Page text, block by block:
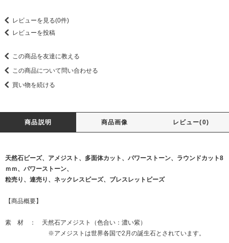
レビューを見る(0件)
レビューを投稿
この商品を友達に教える
この商品について問い合わせる
買い物を続ける
商品説明 商品画像 レビュー(0)
天然石ビーズ、アメジスト、多面体カット、パワーストーン、ラウンドカット8
ｍｍ、パワーストーン、
粒売り、連売り、ネックレスビーズ、ブレスレットビーズ
【商品概要】
素 材 ： 天然石アメジスト（色合い：濃い紫）
※アメジストは世界各国で2月の誕生石とされています。